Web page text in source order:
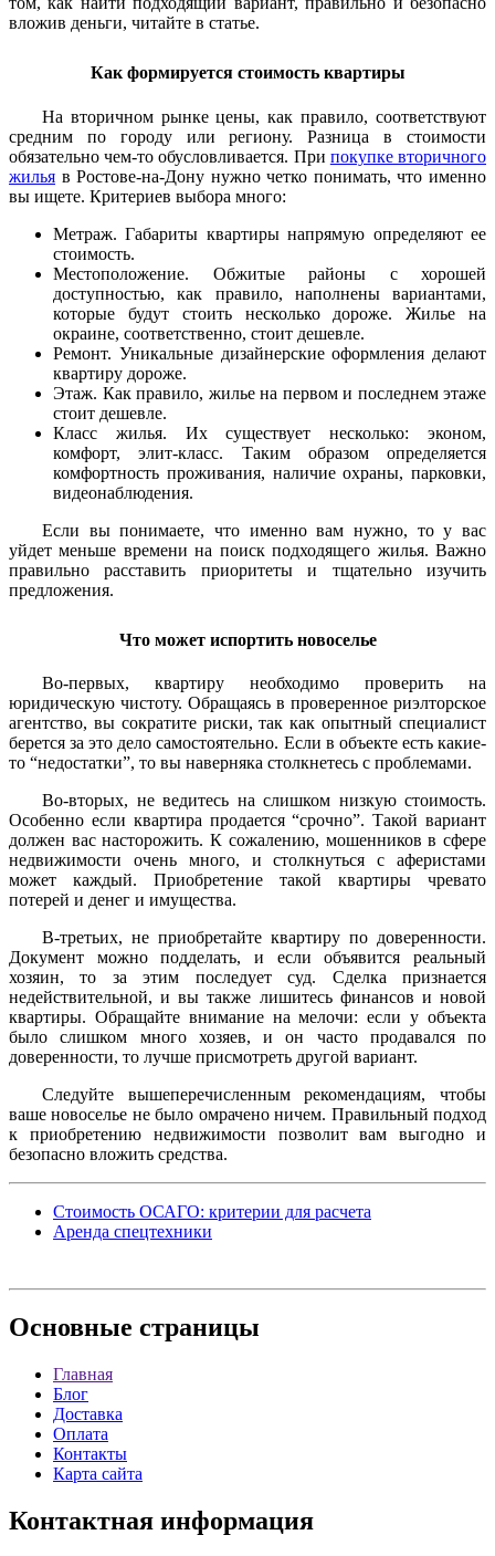
вложив деньги, читайте в статье.
Как формируется стоимость квартиры
На вторичном рынке цены, как правило, соответствуют
средним по городу или региону. Разница в стоимости
обязательно чем-то обусловливается. При покупке вторичного
жилья в Ростове-на-Дону нужно четко понимать, что именно
вы ищете. Критериев выбора много:
Метраж. Габариты квартиры напрямую определяют ее
стоимость.
Местоположение. Обжитые районы с хорошей
доступностью, как правило, наполнены вариантами,
которые будут стоить несколько дороже. Жилье на
окраине, соответственно, стоит дешевле.
Ремонт. Уникальные дизайнерские оформления делают
квартиру дороже.
Этаж. Как правило, жилье на первом и последнем этаже
стоит дешевле.
Класс жилья. Их существует несколько: эконом,
комфорт, элит-класс. Таким образом определяется
комфортность проживания, наличие охраны, парковки,
видеонаблюдения.
Если вы понимаете, что именно вам нужно, то у вас
уйдет меньше времени на поиск подходящего жилья. Важно
правильно расставить приоритеты и тщательно изучить
предложения.
Что может испортить новоселье
Во-первых, квартиру необходимо проверить на
юридическую чистоту. Обращаясь в проверенное риэлторское
агентство, вы сократите риски, так как опытный специалист
берется за это дело самостоятельно. Если в объекте есть какие-
то “недостатки”, то вы наверняка столкнетесь с проблемами.
Во-вторых, не ведитесь на слишком низкую стоимость.
Особенно если квартира продается “срочно”. Такой вариант
должен вас насторожить. К сожалению, мошенников в сфере
недвижимости очень много, и столкнуться с аферистами
может каждый. Приобретение такой квартиры чревато
потерей и денег и имущества.
В-третьих, не приобретайте квартиру по доверенности.
Документ можно подделать, и если объявится реальный
хозяин, то за этим последует суд. Сделка признается
недействительной, и вы также лишитесь финансов и новой
квартиры. Обращайте внимание на мелочи: если у объекта
было слишком много хозяев, и он часто продавался по
доверенности, то лучше присмотреть другой вариант.
Следуйте вышеперечисленным рекомендациям, чтобы
ваше новоселье не было омрачено ничем. Правильный подход
к приобретению недвижимости позволит вам выгодно и
безопасно вложить средства.
Стоимость ОСАГО: критерии для расчета
Аренда спецтехники
Основные страницы
Главная
Блог
Доставка
Оплата
Контакты
Карта сайта
Контактная информация